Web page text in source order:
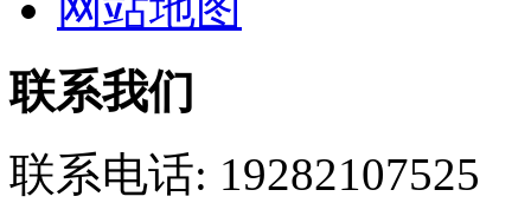
联系我们
联系电话: 19282107525